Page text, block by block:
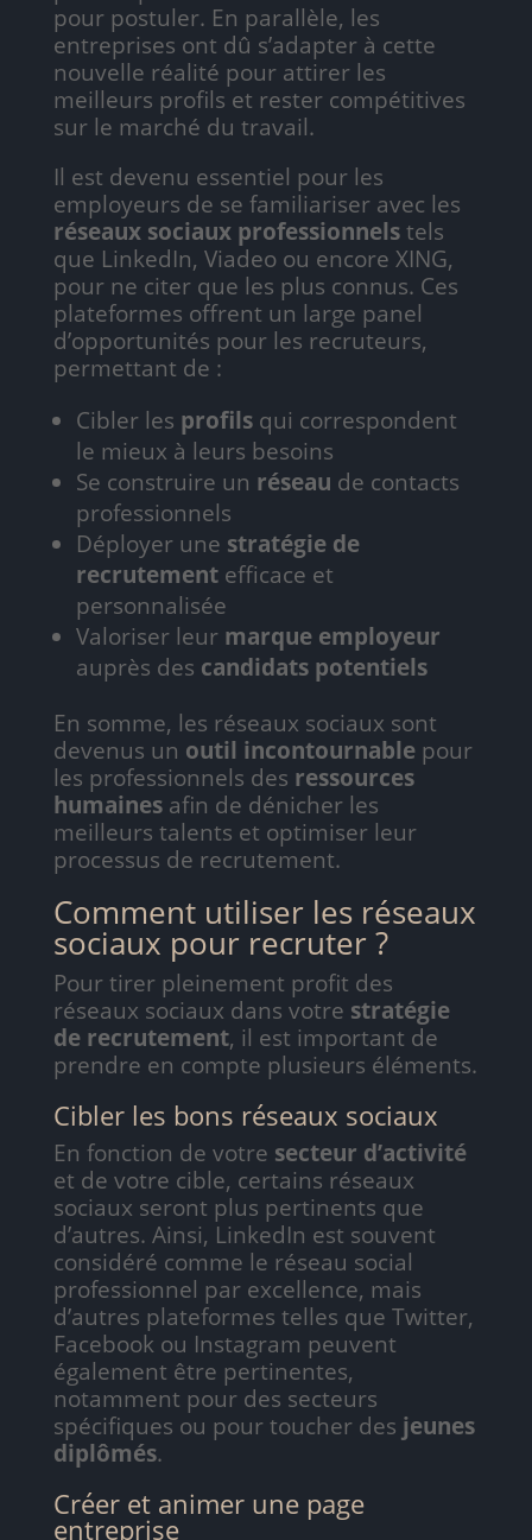
pour postuler. En parallèle, les
entreprises ont dû s’adapter à cette
nouvelle réalité pour attirer les
meilleurs profils et rester compétitives
sur le marché du travail.
Il est devenu essentiel pour les
employeurs de se familiariser avec les
réseaux sociaux professionnelstels
que LinkedIn, Viadeo ou encore XING,
pour ne citer que les plus connus. Ces
plateformes offrent un large panel
d’opportunités pour les recruteurs,
permettant de :
Cibler les profilsqui correspondent
le mieux à leurs besoins
Se construire un réseau de contacts
professionnels
Déployer une stratégie de
recrutementefficace et
personnalisée
Valoriser leur marque employeur
auprès des candidats potentiels
En somme, les réseaux sociaux sont
devenus un outil incontournablepour
les professionnels des ressources
humainesafin de dénicher les
meilleurs talents et optimiser leur
processus de recrutement.
Comment utiliser les réseaux
sociaux pour recruter ?
Pour tirer pleinement profit des
réseaux sociaux dans votre stratégie
de recrutement, il est important de
prendre en compte plusieurs éléments.
Cibler les bons réseaux sociaux
En fonction de votre secteur d’activité
et de votre cible, certains réseaux
sociaux seront plus pertinents que
d’autres. Ainsi, LinkedIn est souvent
considéré comme le réseau social
professionnel par excellence, mais
d’autres plateformes telles que Twitter,
Facebook ou Instagram peuvent
également être pertinentes,
notamment pour des secteurs
spécifiques ou pour toucher des jeunes
diplômés.
Créer et animer une page
entreprise